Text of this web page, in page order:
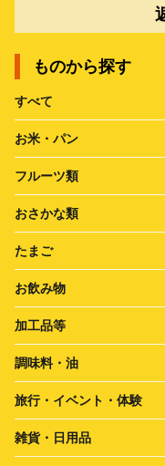
ものから探す
すべて
お米・パン
フルーツ類
おさかな類
たまご
お飲み物
加工品等
調味料・油
旅行・イベント・体験
雑貨・日用品